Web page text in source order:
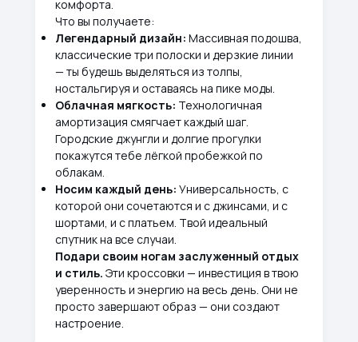
комфорта.
Что вы получаете:
Легендарный дизайн: Массивная подошва,
классические три полоски и дерзкие линии
— ты будешь выделяться из толпы,
ностальгируя и оставаясь на пике моды.
Облачная мягкость: Технологичная
амортизация смягчает каждый шаг.
Городские джунгли и долгие прогулки
покажутся тебе лёгкой пробежкой по
облакам.
Носим каждый день: Универсальность, с
которой они сочетаются и с джинсами, и с
шортами, и с платьем. Твой идеальный
спутник на все случаи.
Подари своим ногам заслуженный отдых
и стиль. Эти кроссовки — инвестиция в твою
уверенность и энергию на весь день. Они не
просто завершают образ — они создают
настроение.